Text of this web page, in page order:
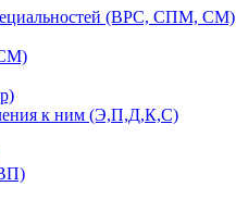
(ВРС, СПМ, СМ)
к ним (Э,П,Д,К,С)